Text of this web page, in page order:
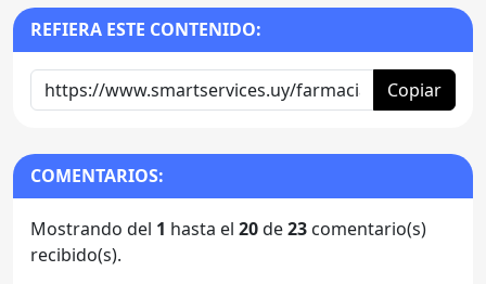
REFIERA ESTE CONTENIDO:
Copiar
COMENTARIOS:
Mostrando del 1 hasta el 20de23 comentario(s)
recibido(s).